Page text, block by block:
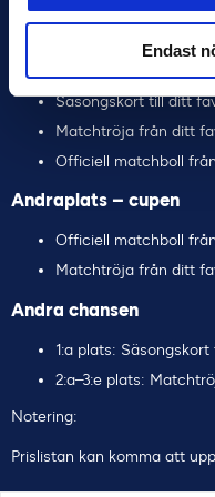
Endast
använda något chip under
Säsongskort till ditt
Matchtröja från ditt
Officiell matchboll
Andraplats – cupen
Officiell matchboll
Matchtröja från ditt
Andra chansen
1:a plats:
2:a–3:e plats:
Notering:
Prislistan kan komma att